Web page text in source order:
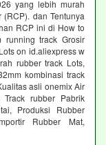
yang lebih murah
dan Tentunya
RCP ini di How to
running track Grosir
on id.aliexpress w
rubber track Lots,
kombinasi track
asli onemix Air
rubber Pabrik
Produksi Rubber
Rubber Mat,